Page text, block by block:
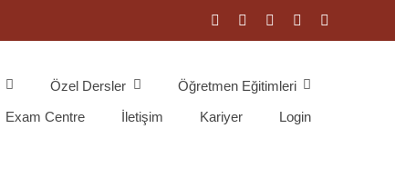
Özel Dersler
Öğretmen Eğitimleri
Exam Centre
İletişim Kariyer Login